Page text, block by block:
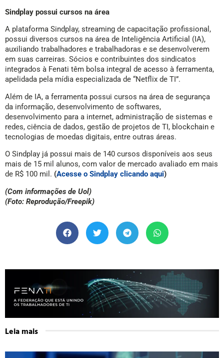
Sindplay possui cursos na área
A plataforma Sindplay, streaming de capacitação profissional,
possui diversos cursos na área de Inteligência Artificial (IA),
auxiliando trabalhadores e trabalhadoras e se desenvolverem
em suas carreiras. Sócios e contribuintes dos sindicatos
integrados à Fenati têm bolsa integral de acesso à ferramenta,
apelidada pela mídia especializada de “Netflix de TI”.
Além de IA, a ferramenta possui cursos na área de segurança
da informação, desenvolvimento de softwares,
desenvolvimento para a internet, administração de sistemas e
redes, ciência de dados, gestão de projetos de TI, blockchain e
tecnologias de moedas digitais, entre outras áreas.
O Sindplay já possui mais de 140 cursos disponíveis aos seus
mais de 15 mil alunos, com valor de mercado avaliado em mais
de R$ 100 mil. (Acesse o Sindplay clicando aqui)
(Com informações de Uol)
(Foto: Reprodução/Freepik)
Leia mais